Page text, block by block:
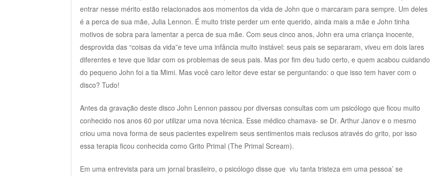
entrar nesse mérito estão relacionados aos momentos da vida de John que o marcaram para sempre. Um deles
é a perca de sua mãe, Julia Lennon. É muito triste perder um ente querido, ainda mais a mãe e John tinha
motivos de sobra para lamentar a perca de sua mãe. Com seus cinco anos, John era uma criança inocente,
desprovida das “coisas da vida”e teve uma infância muito instável: seus pais se separaram, viveu em dois lares
diferentes e teve que lidar com os problemas de seus pais. Mas por fim deu tudo certo, e quem acabou cuidando
do pequeno John foi a tia Mimi. Mas você caro leitor deve estar se perguntando: o que isso tem haver com o
disco? Tudo!
Antes da gravação deste disco John Lennon passou por diversas consultas com um psicólogo que ficou muito
conhecido nos anos 60 por utilizar uma nova técnica. Esse médico chamava- se Dr. Arthur Janov e o mesmo
criou uma nova forma de seus pacientes expelirem seus sentimentos mais reclusos através do grito, por isso
essa terapia ficou conhecida como Grito Primal (The Primal Scream).
Em uma entrevista para um jornal brasileiro, o psicólogo disse que viu tanta tristeza em uma pessoa’ se